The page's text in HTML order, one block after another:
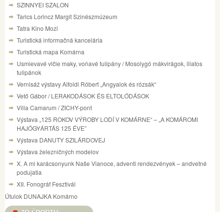
SZINNYEI SZALON
Tarics Lorincz Margit Szinészmúzeum
Tatra Kino Mozi
Turistická informačná kancelária
Turistická mapa Komárna
Usmievavé vlčie maky, voňavé tulipány / Mosolygó mákvirágok, illatos
tulipánok
Vernisáž výstavy Alfoldi Róbert „Angyalok és rózsák“
Vető Gábor / LERAKODÁSOK ÉS ELTOLÓDÁSOK
Villa Camarum / ZICHY-pont
Výstava „125 ROKOV VÝROBY LODÍ V KOMÁRNE“ – „A KOMÁROMI
HAJÓGYÁRTÁS 125 ÉVE”
Výstava DANUTY SZILÁRDOVEJ
Výstava železničných modelov
X. A mi karácsonyunk Naše Vianoce, adventi rendezvények – andvetné
podujatia
XII. Fonográf Fesztivál
Útulok DUNAJKA Komárno